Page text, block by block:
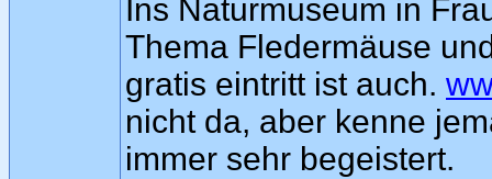
Ins Naturmuseum in
Thema Fledermäuse
gratis eintritt ist auch.
nicht da, aber kenne
immer sehr begeistert.